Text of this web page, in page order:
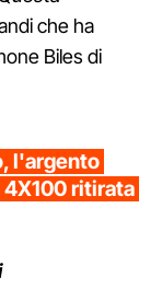
che ha
Biles di
l'argento
ritirata